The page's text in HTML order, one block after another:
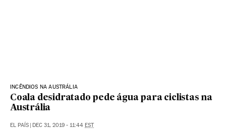
INCÊNDIOS NA AUSTRÁLIA
Coala desidratado pede água para ciclistas na
Austrália
EL PAÍS | DEC 31, 2019 - 11:44 EST